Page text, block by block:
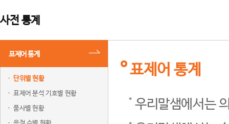
사전 통계
표제어 통계
단위별 현황
표제어 분석 기호별 현황
품사별 현황
표제어 통계
우리말샘에서는